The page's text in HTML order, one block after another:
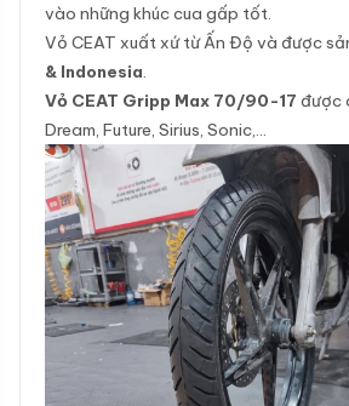
vào những khúc cua gấp tốt.
Vỏ CEAT xuất xứ từ Ấn Độ và được
& Indonesia.
Vỏ CEAT Gripp Max 70/90-17 được
Dream, Future, Sirius, Sonic,…